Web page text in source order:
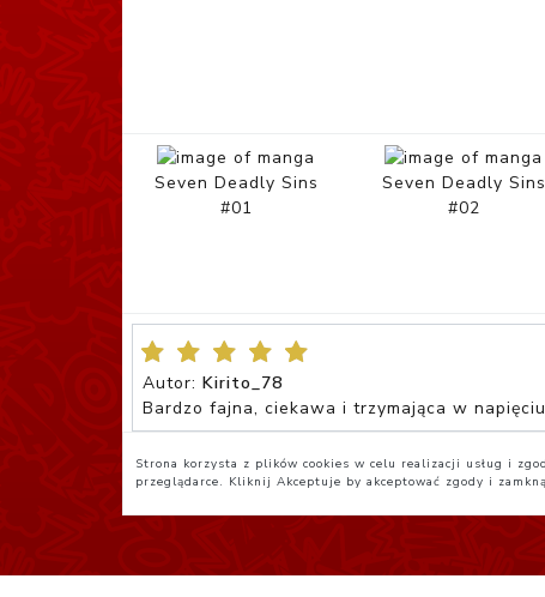
Seven Deadly Sins
#01
Seven Deadly Sins
#02
Autor: Kirito_78
Bardzo fajna, ciekawa i trzymająca w
Strona korzysta z plików cookies w celu realizacji usług i
przeglądarce. Kliknij Akceptuje by akceptować zgody i